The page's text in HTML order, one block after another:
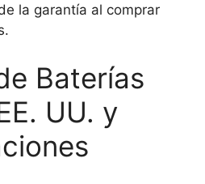
la garantía al comprar
Baterías
UU. y